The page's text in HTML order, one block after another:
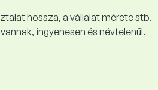
hossza, a vállalat mérete stb.
ingyenesen és névtelenül.